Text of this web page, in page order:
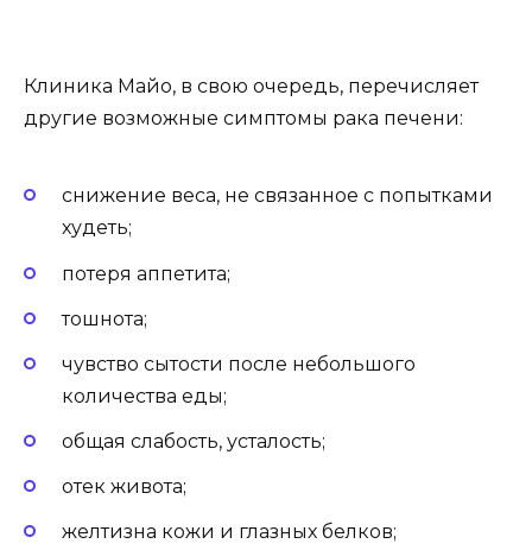
Клиника Майо, в свою очередь, перечисляет
другие возможные симптомы рака печени:
снижение веса, не связанное с попытками
худеть;
потеря аппетита;
тошнота;
чувство сытости после небольшого
количества еды;
общая слабость, усталость;
отек живота;
желтизна кожи и глазных белков;